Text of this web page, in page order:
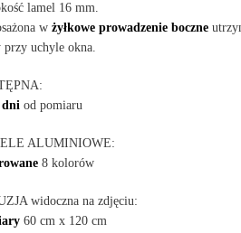
lamel 16 mm.
wżyłkowe prowadzenie boczne
przy uchyle okna.
dni od pomiaru
ALUMINIOWE:
8 kolorów
widoczna na zdjęciu:
60 cm x 120 cm